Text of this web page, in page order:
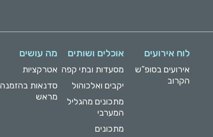
לוח אירועים
אירועים בסופ”ש
הקרוב
אוכלים ושותים
מסעדות ובתי קפה
יקבים ואלכוהול
מתכונים מהגליל
המערבי
מתכונים
מה עושים
אטרקציות
סדנאות בהזמנה
מראש